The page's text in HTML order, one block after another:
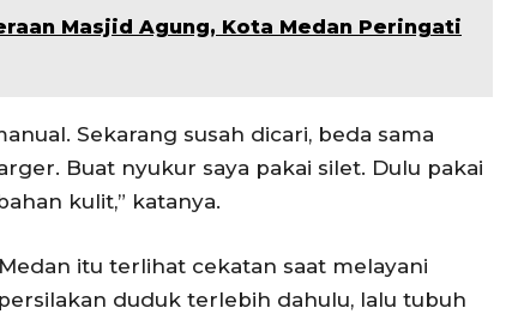
Masjid Agung, Kota Medan Peringati
Sekarang susah dicari, beda sama
Buat nyukur saya pakai silet. Dulu pakai
kulit,” katanya.
itu terlihat cekatan saat melayani
duduk terlebih dahulu, lalu tubuh